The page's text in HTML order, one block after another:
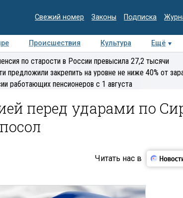
Свежий номер Законы Подписка
Происшествия Культура Ещё
Медиацентр Интервью Колумнисты
по старости в России превысила 27,2 тысячи
предложили закрепить на уровне не ниже 40% от
работающих пенсионеров с 1 августа
перед ударами по
Читать нас в